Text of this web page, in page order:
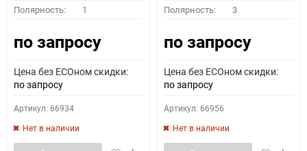
Полярность: 1
по запросу
Цена без ECOном скидки:
по запросу
Артикул: 66934
Нет в наличии
Полярность: 3
по запросу
Цена без ECOном скидки:
по запросу
Артикул: 66956
Нет в наличии